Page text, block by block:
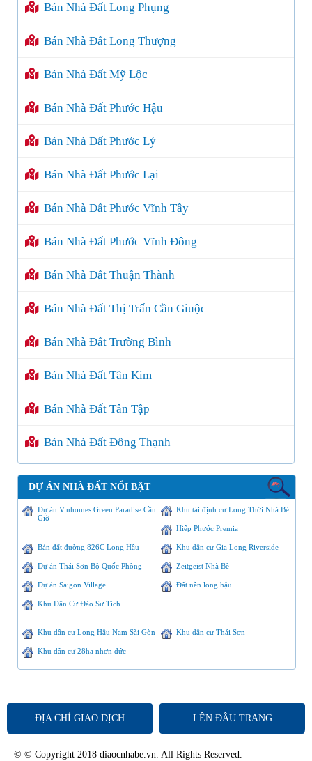
Bán Nhà Đất Long Phụng
Bán Nhà Đất Long Thượng
Bán Nhà Đất Mỹ Lộc
Bán Nhà Đất Phước Hậu
Bán Nhà Đất Phước Lý
Bán Nhà Đất Phước Lại
Bán Nhà Đất Phước Vĩnh Tây
Bán Nhà Đất Phước Vĩnh Đông
Bán Nhà Đất Thuận Thành
Bán Nhà Đất Thị Trấn Cần Giuộc
Bán Nhà Đất Trường Bình
Bán Nhà Đất Tân Kim
Bán Nhà Đất Tân Tập
Bán Nhà Đất Đông Thạnh
DỰ ÁN NHÀ ĐẤT NỔI BẬT
Dự án Vinhomes Green Paradise Cần
Giờ
Khu tái định cư Long Thới Nhà Bè
Hiệp Phước Premia
Bán đất đường 826C Long Hậu Khu dân cư Gia Long Riverside
Dự án Thái Sơn Bộ Quốc Phòng Zeitgeist Nhà Bè
Dự án Saigon Village Đất nền long hậu
Khu Dân Cư Đào Sư Tích
Khu dân cư Long Hậu Nam Sài Gòn Khu dân cư Thái Sơn
Khu dân cư 28ha nhơn đức
ĐỊA CHỈ GIAO DỊCH LÊN ĐẦU TRANG
© © Copyright 2018 diaocnhabe.vn. All Rights Reserved.